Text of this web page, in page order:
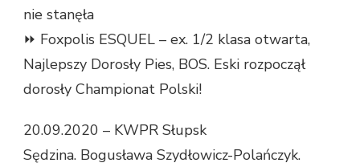
nie stanęła
⏩ Foxpolis ESQUEL – ex. 1/2 klasa otwarta,
Najlepszy Dorosły Pies, BOS. Eski rozpoczął
dorosły Championat Polski!
20.09.2020 – KWPR Słupsk
Sędzina. Bogusława Szydłowicz-Polańczyk.